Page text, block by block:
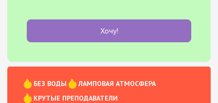
Хочу!
БЕЗ ВОДЫ
ЛАМПОВАЯ АТМОСФЕРА
КРУТЫЕ ПРЕПОДАВАТЕЛИ